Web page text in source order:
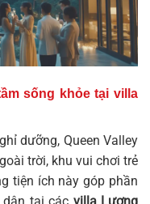
sống khỏe tại villa
dưỡng, Queen Valley
trời, khu vui chơi trẻ
tiện ích này góp phần